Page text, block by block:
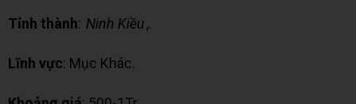
Tỉnh thành: Ninh Kiều,.
Lĩnh vực: Mục Khác.